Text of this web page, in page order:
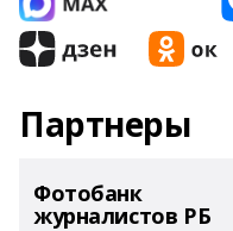
Партнеры
Фотобанк
журналистов РБ